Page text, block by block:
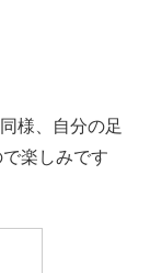
様、自分の足
楽しみです